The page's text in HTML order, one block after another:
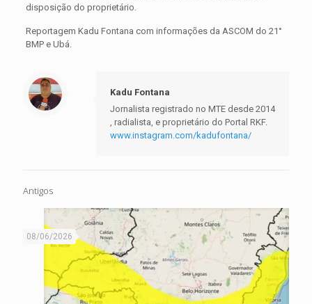
disposição do proprietário.
Reportagem Kadu Fontana com informações da ASCOM do 21°
BMP e Ubá.
Kadu Fontana
Jornalista registrado no MTE desde 2014
, radialista, e proprietário do Portal RKF.
www.instagram.com/kadufontana/
Antigos
08/06/2026